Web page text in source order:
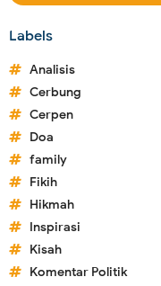
Labels
Analisis
Cerbung
Cerpen
Doa
family
Fikih
Hikmah
Inspirasi
Kisah
Komentar Politik